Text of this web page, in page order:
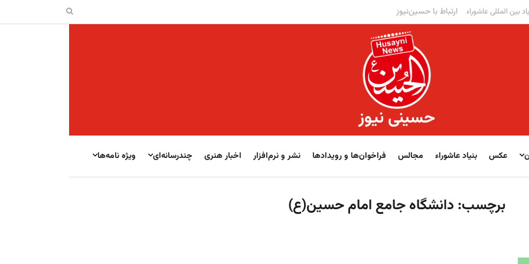
بین المللی عاشوراء ارتباط با حسین‌نیوز
حسینی نیوز
عکس بنیاد عاشوراء مجالس فراخوان‌‏‏‏ها و رویدادها نشر و نرم‌افزار اخبار هنری چندرسانه‌ای ویژه نامه‌ها
برچسب: دانشگاه جامع امام حسین(ع)